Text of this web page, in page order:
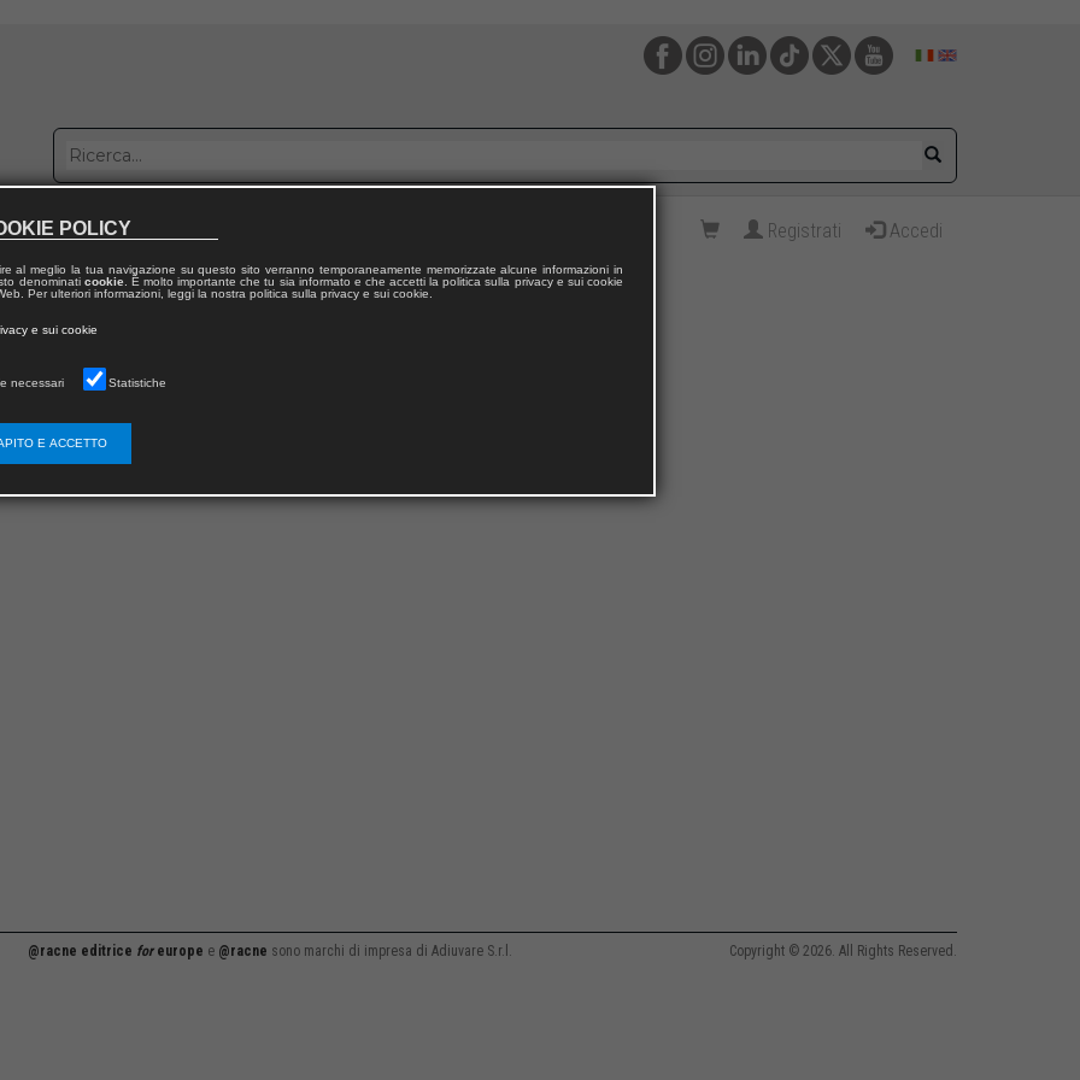
con noi Registrati Accedi
@racne editrice foreurope e @racne sono marchi di impresa di Adiuvare S.r.l. Copyright © 2026. All Rights Reserved.
POLICY
al meglio la tua navigazione su questo sito verranno temporaneamente memorizzate alcune informazioni in
denominati cookie. È molto importante che tu sia informato e che accetti la politica sulla privacy e sui cookie
Per ulteriori informazioni, leggi la nostra politica sulla privacy e sui cookie.
e sui cookie
necessari Statistiche
E ACCETTO